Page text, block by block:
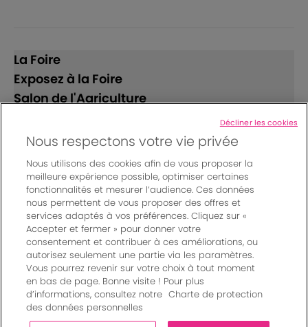
La Foire
Exposez à la Foire
Salon de l'Agriculture
Suivez-nous
© Bordeaux Events And More | Rue Jean Samazeuilh - CS
20088 - 33070 Bordeaux cedex - France
Mentions légales|
Règlement général des manifestations
Un événement organisé par Bordeaux Events And More
Charte de protection des données personnelles
Nous respectons votre vie privée
Nous utilisons des cookies afin de vous proposer la
meilleure expérience possible, optimiser certaines
fonctionnalités et mesurer l’audience. Ces données
nous permettent de vous proposer des offres et
services adaptés à vos préférences. Cliquez sur «
Accepter et fermer » pour donner votre
consentement et contribuer à ces améliorations, ou
autorisez seulement une partie via les paramètres.
Vous pourrez revenir sur votre choix à tout moment
en bas de page. Bonne visite ! Pour plus
d’informations, consultez notre Charte de protection
des données personnelles
Décliner les cookies